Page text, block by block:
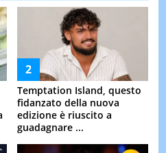
Temptation Island, questo
fidanzato della nuova
edizione è riuscito a
guadagnare ...